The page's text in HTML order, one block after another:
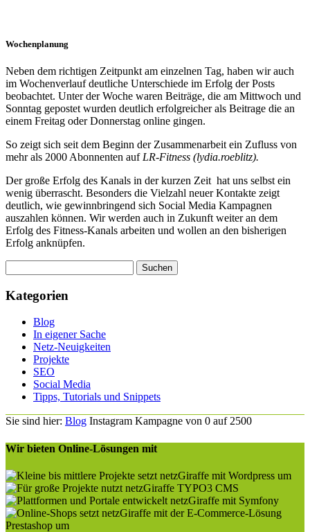
Wochenplanung
Neben dem richtigen Zeitpunkt am einzelnen Tag, haben wir auch
im Wochenverlauf deutliche Unterschiede im Erfolg der Posts
beobachtet. Unter der Woche waren Beiträge, die am Mittwoch und
Sonntag gepostet wurden deutlich erfolgreicher als Beitrage die an
einem Freitag oder Donnerstag online gingen.
So zeigt sich seit dem Beginn der Zusammenarbeit ein Zufluss von
mehr als 2000 Abonnenten auf LR-Fitness (lydia.roeblitz).
Der große Erfolg des Kanals in der kurzen Zeit hat uns selbst ein
wenig überrascht. Besonders die Vielzahl neuer Kontakte zeigt
deutlich, wie gewinnbringend sich Social Media Kampagnen
auszahlen können. Wir werden auch in Zukunft weiter an dem
Erfolg des Fitness-Kanals arbeiten und wollen an den bisherigen
Erfolg anknüpfen.
Kategorien
Blog
In eigener Sache
Netz-Neuigkeiten
Projekte
SEO
Social Media
Tipps, Tutorials und Snippets
Sie sind hier: Blog Instagram Kampagne von 0 auf 2500
Wir bieten Online-Lösungen mit